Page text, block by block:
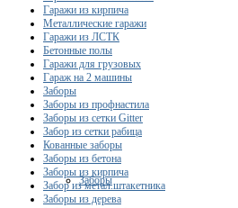
Заборы
Гаражи из кирпича
Металлические гаражи
Гаражи из ЛСТК
Бетонные полы
Гаражи для грузовых
Гараж на 2 машины
Заборы
Заборы из профнастила
Заборы из сетки Gitter
Забор из сетки рабица
Кованные заборы
Заборы из бетона
Заборы из кирпича
Забор из метал.штакетника
Заборы из дерева